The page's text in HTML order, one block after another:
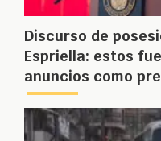
Discurso de
Espriella: estos
anuncios como